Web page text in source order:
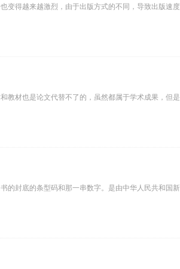
变得越来越激烈，由于出版方式的不同，导致出版速
教材也是论文代替不了的，虽然都属于学术成果，但
的封底的条型码和那一串数字。是由中华人民共和国